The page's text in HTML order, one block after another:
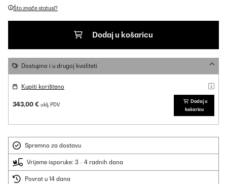
Što znače statusi?
Dodaj u košaricu
Dostupno i u drugoj kvaliteti
Kupiti korišteno
343,00 € uklj. PDV
Dodaj u
košaricu
Spremno za dostavu
Vrijeme isporuke: 3 - 4 radnih dana
Povrat u 14 dana